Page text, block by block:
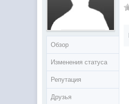
Обзор
Изменения статуса
Репутация
Друзья